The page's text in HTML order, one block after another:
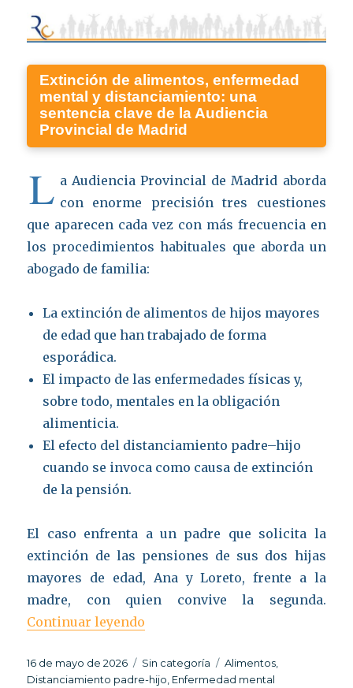
Extinción de alimentos, enfermedad
mental y distanciamiento: una
sentencia clave de la Audiencia
Provincial de Madrid
L a Audiencia Provincial de Madrid aborda
con enorme precisión tres cuestiones
que aparecen cada vez con más frecuencia en
los procedimientos habituales que aborda un
abogado de familia:
La extinción de alimentos de hijos mayores
de edad que han trabajado de forma
esporádica.
El impacto de las enfermedades físicas y,
sobre todo, mentales en la obligación
alimenticia.
El efecto del distanciamiento padre–hijo
cuando se invoca como causa de extinción
de la pensión.
El caso enfrenta a un padre que solicita la
extinción de las pensiones de sus dos hijas
mayores de edad, Ana y Loreto, frente a la
madre, con quien convive la segunda.
Continuar leyendo
Publicado
el
16 de mayo de 2026 Categorías
Sin categoría Etiquetas
Alimentos,
Distanciamiento padre-hijo, Enfermedad mental